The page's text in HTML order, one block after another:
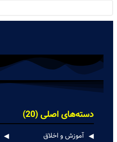
دسته‌های اصلی (20)
آموزش و اخلاق